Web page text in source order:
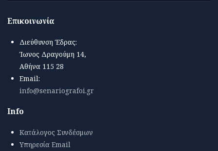
Επικοινωνία
Διεύθυνση Έδρας:
Ίωνος Δραγούμη 14,
Αθήνα 115 28
Email:
info@senariografoi.gr
Info
Κατάλογος Συνδέσμων
Υπηρεσία Email